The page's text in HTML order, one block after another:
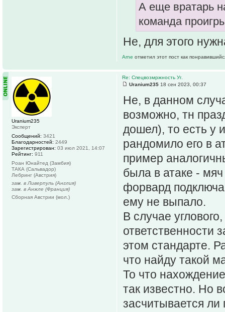
А еще вратарь
команда
Не, для этого
Arne отметил этот пост как
Re: Спецвозмржность Уг.
Uranium235 18 сен 2023, 00:37
Не, в данном
возможно, тн
дошел), то есть у
рандомило его в
пример
была в атаке -
форвард
ему не выпало.
В случае
ответственности
этом стандарте.
что найду такой
То что
так известно. Но
засчитывается
Uranium235
Эксперт
Сообщений: 3421
Благодарностей: 2449
Зарегистрирован: 03 июл 2021, 14:07
Рейтинг: 911
Роан Юнайтед (Замбия)
ТАКА (Сальвадор)
Лебринг (Австрия)
зам. в Ливерпуль (Англия)
зам. в Анжле (Франция)
Сборная Австрии (мол.)